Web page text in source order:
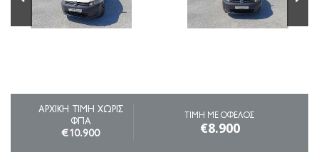
ΑΡΧΙΚΗ ΤΙΜΗ ΧΩΡΙΣ
ΦΠΑ
€10.900
ΤΙΜΗ ΜΕ ΟΦΕΛΟΣ
€8.900